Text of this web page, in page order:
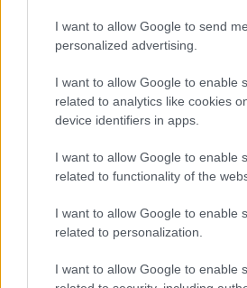
I want to allow Google to send me
personalized advertising.
I want to allow Google to enable
related to analytics like cookies
device identifiers in apps.
I want to allow Google to enable
related to functionality of the
I want to allow Google to enable
related to personalization.
I want to allow Google to enable